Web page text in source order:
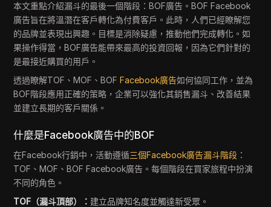
本文重點介紹漏斗的最後一個階段：BOF廣告。BOF Facebook
廣告旨在將溫潛在客戶轉化為付費客戶。此時，人們已經瞭解您
的品牌並表現出興趣。目標是消除疑慮，推動他們完成轉化。如
果操作得當，BOF廣告能帶來最高的投資回報，因為它們針對的
是最接近購買的用戶。
透過瞭解TOF、MOF、BOFFacebook廣告如何協同工作，並為
BOF階段應用正確的策略，企業可以強化其銷售漏斗、改善結果
並建立長期的客戶關係。
什麼是Facebook廣告中的BOF
在Facebook行銷中，活動遵循三個Facebook廣告漏斗階段 ：
TOF、MOF、BOF Facebook廣告。每個階段在買家旅程中扮演
不同的角色。
TOF（漏斗頂部）： 建立品牌知名度並觸達新受眾。